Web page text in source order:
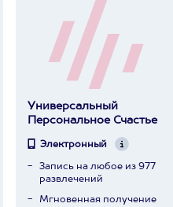
Универсальный
Персональное Счастье
Электронный
Запись на любое из 977
развлечений
Мгновенная получение